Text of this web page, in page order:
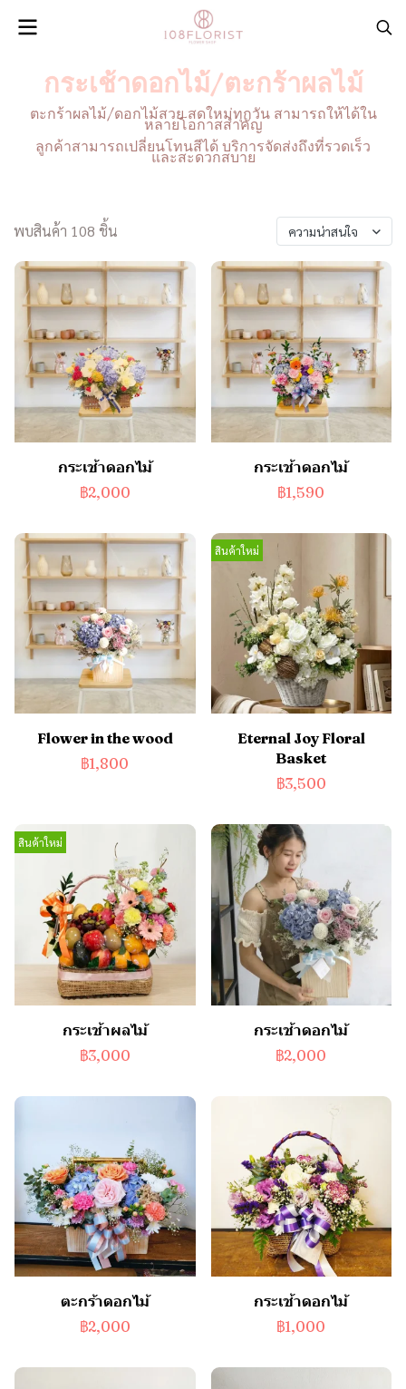
กระเช้าดอกไม้/ตะกร้าผลไม้
ตะกร้าผลไม้/ดอกไม้สวย สดใหม่ทุกวัน สามารถให้ได้ใน
หลายโอกาสสำคัญ
ลูกค้าสามารถเปลี่ยนโทนสีได้ บริการจัดส่งถึงที่รวดเร็ว
และสะดวกสบาย
พบสินค้า 108 ชิ้น ความน่าสนใจ
กระเช้าดอกไม้
฿2,000
กระเช้าดอกไม้
฿1,590
Flower in the wood
฿1,800
สินค้าใหม่
Eternal Joy Floral
Basket
฿3,500
สินค้าใหม่
กระเช้าผลไม้
฿3,000
กระเช้าดอกไม้
฿2,000
ตะกร้าดอกไม้
฿2,000
กระเช้าดอกไม้
฿1,000